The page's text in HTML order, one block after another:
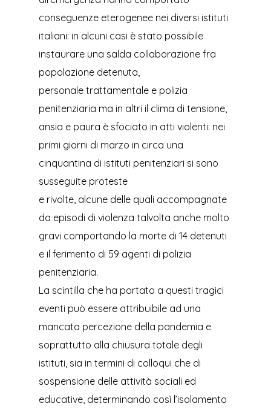
conseguenze eterogenee nei diversi istituti
italiani: in alcuni casi è stato possibile
instaurare una salda collaborazione fra
popolazione detenuta,
personale trattamentale e polizia
penitenziaria ma in altri il clima di tensione,
ansia e paura è sfociato in atti violenti: nei
primi giorni di marzo in circa una
cinquantina di istituti penitenziari si sono
susseguite proteste
e rivolte, alcune delle quali accompagnate
da episodi di violenza talvolta anche molto
gravi comportando la morte di 14 detenuti
e il ferimento di 59 agenti di polizia
penitenziaria.
La scintilla che ha portato a questi tragici
eventi può essere attribuibile ad una
mancata percezione della pandemia e
soprattutto alla chiusura totale degli
istituti, sia in termini di colloqui che di
sospensione delle attività sociali ed
educative, determinando così l’isolamento